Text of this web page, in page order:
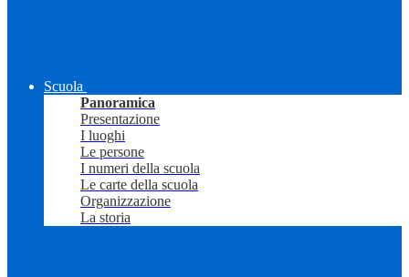
Scuola
Panoramica
Presentazione
I luoghi
Le persone
I numeri della scuola
Le carte della scuola
Organizzazione
La storia